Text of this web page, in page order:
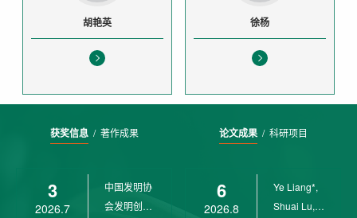
胡艳英 徐杨
获奖信息/ 著作成果
3
2026.7
中国发明协
会发明创业
论文成果/ 科研项目
6
2026.8
Ye Liang*,
Shuai Lu,